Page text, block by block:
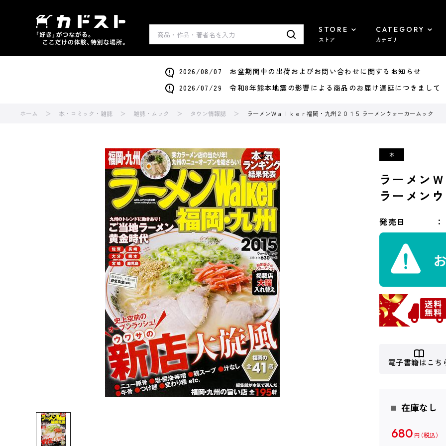
STORE
ストア
CATEGORY
カテゴリ
2026/08/07 お盆期間中の出荷およびお問い合わせに関するお知らせ
2026/07/29 令和8年熊本地震の影響による商品のお届け遅延につきまして
ホーム 本・コミック・雑誌 雑誌・ムック タウン情報誌 ラーメンＷａｌｋｅｒ福岡・九州２０１５ ラーメンウォーカームック
ラーメン
ラーメン
発売日
電子書籍はこち
在庫なし
680 円